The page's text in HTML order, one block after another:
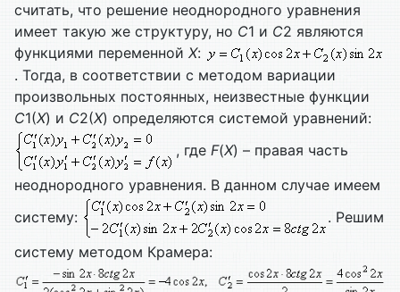
считать, что решение неоднородного уравнения
имеет такую же структуру, но С1 и С2 являются
функциями переменной Х:
. Тогда, в соответствии с методом вариации
произвольных постоянных, неизвестные функции
С1(Х) и С2(Х) определяются системой уравнений:
, где F(X) – правая часть
неоднородного уравнения. В данном случае имеем
систему:
. Решим
систему методом Крамера: